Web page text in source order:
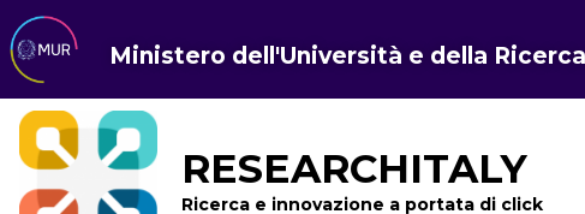
Ministero dell'Università e della Ricerca
RESEARCHITALY
Ricerca e innovazione a portata di click